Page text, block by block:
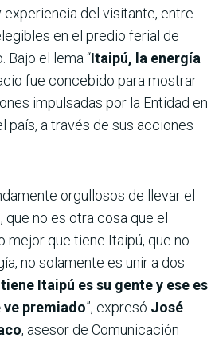
del visitante, entre
en el predio ferial de
Bajo el lema “Itaipú, la energía
fue concebido para mostrar
impulsadas por la Entidad en
país, a través de sus acciones
orgullosos de llevar el
no es otra cosa que el
mejor que tiene Itaipú, que no
no solamente es unir a dos
Itaipú es su gente y ese es
ve premiado”, expresó José
, asesor de Comunicación